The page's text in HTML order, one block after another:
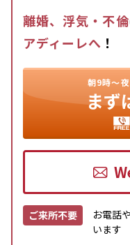
離婚、浮気・不倫
アディーレへ ！
朝9時〜
まず
ご来所不要
お電話
います